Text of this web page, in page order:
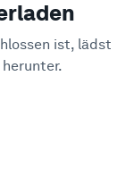
ist, lädst